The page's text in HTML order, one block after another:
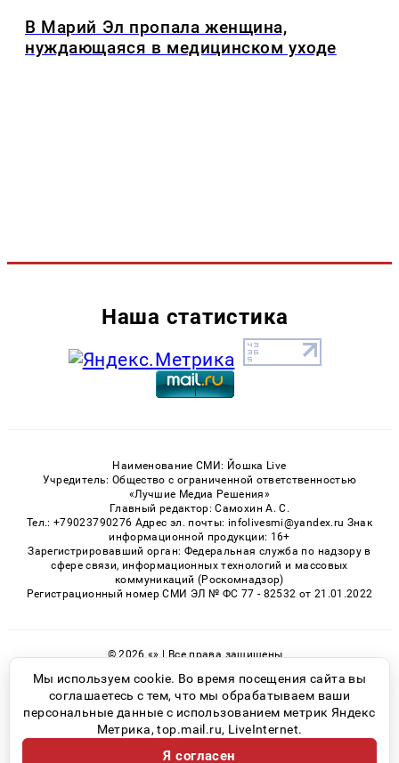
В Марий Эл пропала женщина,
нуждающаяся в медицинском уходе
Наша статистика
Наименование СМИ: Йошка Live
Учредитель: Общество с ограниченной ответственностью
«Лучшие Медиа Решения»
Главный редактор: Самохин А. С.
Тел.: +79023790276 Адрес эл. почты: infolivesmi@yandex.ru Знак
информационной продукции: 16+
Зарегистрировавший орган: Федеральная служба по надзору в
сфере связи, информационных технологий и массовых
коммуникаций (Роскомнадзор)
Регистрационный номер СМИ ЭЛ № ФС 77 - 82532 от 21.01.2022
© 2026 «» | Все права защищены
Возрастная категория сайта 16+
Политика конфиденциальности
Мы используем cookie. Во время посещения сайта вы
соглашаетесь с тем, что мы обрабатываем ваши
персональные данные с использованием метрик Яндекс
Метрика, top.mail.ru, LiveInternet.
Я согласен